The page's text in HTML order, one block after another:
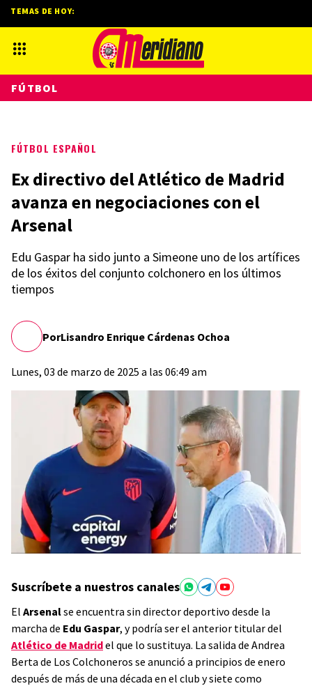
FÚTBOL ESPAÑOL
Ex directivo del Atlético de Madrid
avanza en negociaciones con el
Arsenal
Edu Gaspar ha sido junto a Simeone uno de los artífices
de los éxitos del conjunto colchonero en los últimos
tiempos
PorLisandro Enrique Cárdenas Ochoa
Lunes, 03 de marzo de 2025 a las 06:49 am
Suscríbete a nuestros canales
El Arsenalse encuentra sin director deportivo desde la
marcha de Edu Gaspar, y podría ser el anterior titular del
Atlético de Madridel que lo sustituya. La salida de Andrea
Berta de Los Colchoneros se anunció a principios de enero
después de más de una década en el club y siete como
TEMAS DE HOY:
FÚTBOL